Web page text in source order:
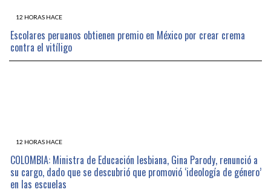
12 HORAS HACE
Escolares peruanos obtienen premio en México por crear crema
contra el vitíligo
12 HORAS HACE
COLOMBIA: Ministra de Educación lesbiana, Gina Parody, renunció a
su cargo, dado que se descubrió que promovió ‘ideología de género’
en las escuelas